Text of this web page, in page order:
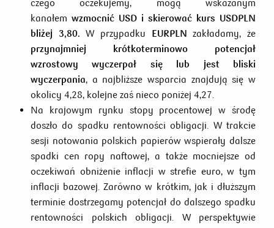
czego oczekujemy, mogą wskazanym
kanałem wzmocnić USD i skierować kurs USDPLN
bliżej 3,80. W przypadku EURPLN zakładamy, że
przynajmniej krótkoterminowo potencjał
wzrostowy wyczerpał się lub jest bliski
wyczerpania, a najbliższe wsparcia znajdują się w
okolicy 4,28, kolejne zaś nieco poniżej 4,27.
Na krajowym rynku stopy procentowej w środę
doszło do spadku rentowności obligacji. W trakcie
sesji notowania polskich papierów wspierały dalsze
spadki cen ropy naftowej, a także mocniejsze od
oczekiwań obniżenie inflacji w strefie euro, w tym
inflacji bazowej. Zarówno w krótkim, jak i dłuższym
terminie dostrzegamy potencjał do dalszego spadku
rentowności polskich obligacji. W perspektywie